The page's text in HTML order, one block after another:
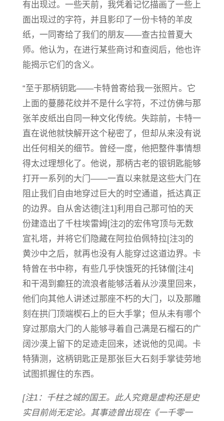
有出现过。一些天前，我凭着记忆描画了一些上
面出现过的字符，并且影印了一份卡特的羊皮
纸，一同寄给了我们的朋友——查古拉普夏大
师。他认为，在进行某些商讨和查阅后，他也许
能揭示它们的含义。
“至于那柄钥匙——卡特曾寄给我一张照片。它
上面的蔓藤花纹并不是什么字符，不过仿佛与那
张羊皮纸出自同一种文化传统。失踪前，卡特一
直在说他就快解开这个秘密了，但却从来没有说
出任何相关的细节。曾经一度，他把整件事情想
得太过理想化了。他说，那柄古老的银钥匙能够
打开一系列的大门——一直以来就是这些大门在
阻止我们自由地穿过巨大的时空通道，抵达真正
的边界。自从舍达德[注1]利用自己那可怕的天
份建造出了千柱埃雷姆[注2]的宏伟穹顶与无数
宣礼塔，并将它们隐藏在阿拉伯佩特拉[注3]的
黄沙中之后，就再也没有人能穿过这道边界。卡
特曾在书中称，有些几乎快饿死的托钵僧[注4]
和干渴到癫狂的流浪者能够活着从沙漠里回来，
他们向其他人讲述过那座不朽的大门，以及那雕
刻在拱门顶端楔石上的巨大手掌；但从未有哪个
穿过那扇大门的人能够寻着自己满是石榴石的广
阔沙漠上留下的足迹走回来，述说他的见闻。卡
特猜测，这柄钥匙正是那张巨大石刻手掌徒劳地
试图抓握住的东西。
[注1：千柱之城的国王。此人究竟是虚构还是史
实目前尚无定论。其事迹曾出现在《一千零一